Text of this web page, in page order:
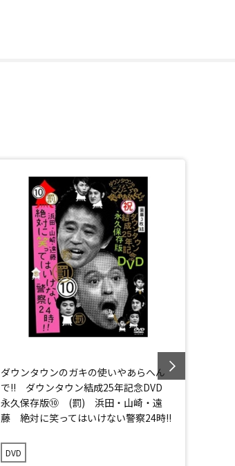
ダウンタウンのガキの使いやあらへん
で!! ダウンタウン結成25年記念DVD
永久保存版⑩ (罰) 浜田・山崎・遠
藤 絶対に笑ってはいけない警察24時!!
DVD